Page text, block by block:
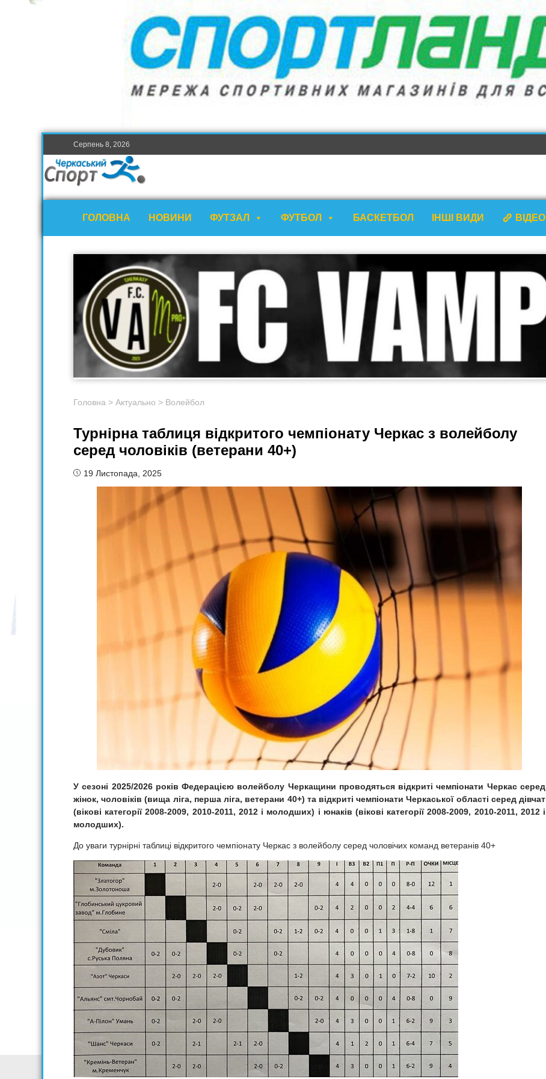
Серпень 8, 2026
ГОЛОВНА НОВИНИ ФУТЗАЛ ФУТБОЛ БАСКЕТБОЛ ІНШІ ВИДИ ВІДЕО
Головна > Актуально > Волейбол
Турнірна таблиця відкритого чемпіонату Черкас з волейболу
серед чоловіків (ветерани 40+)
19 Листопада, 2025
У сезоні 2025/2026 років Федерацією волейболу Черкащини проводяться відкриті чемпіонати Черкас серед
жінок, чоловіків (вища ліга, перша ліга, ветерани 40+) та відкриті чемпіонати Черкаської області серед дівчат
(вікові категорії 2008-2009, 2010-2011, 2012 і молодших) і юнаків (вікові категорії 2008-2009, 2010-2011, 2012 і
молодших).
До уваги турнірні таблиці відкритого чемпіонату Черкас з волейболу серед чоловічих команд ветеранів 40+